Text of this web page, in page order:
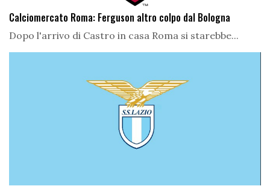
Calciomercato Roma: Ferguson altro colpo dal Bologna
Dopo l'arrivo di Castro in casa Roma si starebbe...